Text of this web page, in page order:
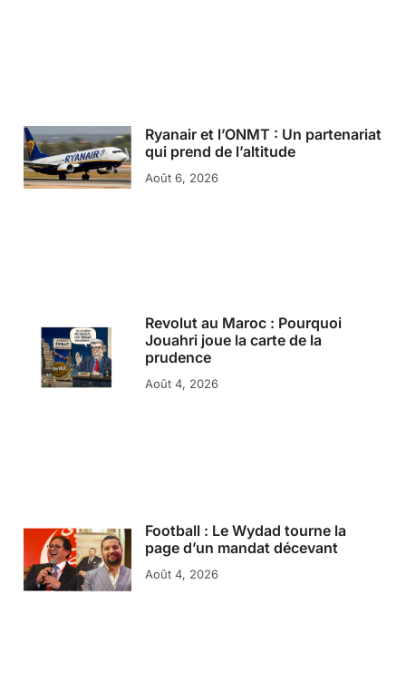
Ryanair et l’ONMT : Un partenariat
qui prend de l’altitude
Août 6, 2026
Revolut au Maroc : Pourquoi
Jouahri joue la carte de la
prudence
Août 4, 2026
Football : Le Wydad tourne la
page d’un mandat décevant
Août 4, 2026